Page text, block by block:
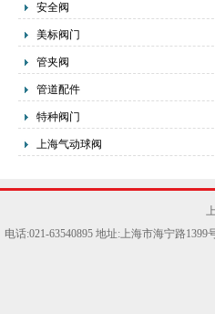
安全阀
美标阀门
管夹阀
管道配件
特种阀门
上海气动球阀
电话:021-63540895 地址:上海市海宁路1399